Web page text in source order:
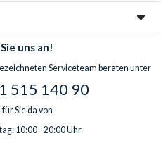
uns an!
Serviceteam beraten unter
515 140 90
Sie da von
10:00 - 20:00 Uhr